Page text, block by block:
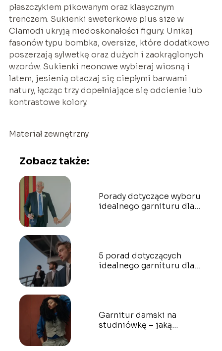
płaszczykiem pikowanym oraz klasycznym
trenczem. Sukienki sweterkowe plus size w
Clamodi ukryją niedoskonałości figury. Unikaj
fasonów typu bombka, oversize, które dodatkowo
poszerzają sylwetkę oraz dużych i zaokrąglonych
wzorów. Sukienki neonowe wybieraj wiosną i
latem, jesienią otaczaj się ciepłymi barwami
natury, łącząc trzy dopełniające się odcienie lub
kontrastowe kolory.
Materiał zewnętrzny
Zobacz także:
Porady dotyczące wyboru
idealnego garnituru dla
5 porad dotyczących
idealnego garnituru dla
Garnitur damski na
studniówkę – jaką